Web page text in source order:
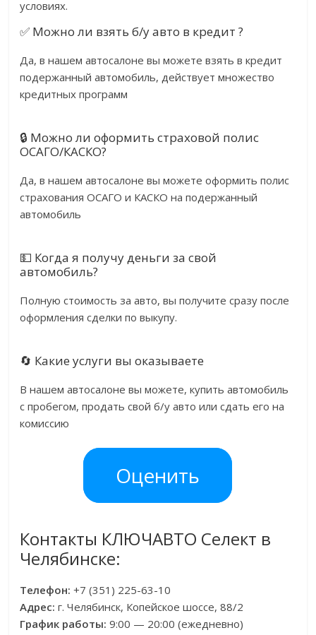
условиях.
✅ Можно ли взять б/у авто в кредит ?
Да, в нашем автосалоне вы можете взять в кредит
подержанный автомобиль, действует множество
кредитных программ
🔒 Можно ли оформить страховой полис
ОСАГО/КАСКО?
Да, в нашем автосалоне вы можете оформить полис
страхования ОСАГО и КАСКО на подержанный
автомобиль
💵 Когда я получу деньги за свой
автомобиль?
Полную стоимость за авто, вы получите сразу после
оформления сделки по выкупу.
🔄 Какие услуги вы оказываете
В нашем автосалоне вы можете, купить автомобиль
с пробегом, продать свой б/у авто или сдать его на
комиссию
Оценить
Контакты КЛЮЧАВТО Селект в
Челябинске:
Телефон: +7 (351) 225-63-10
Адрес: г. Челябинск, Копейское шоссе, 88/2
График работы: 9:00 — 20:00 (ежедневно)